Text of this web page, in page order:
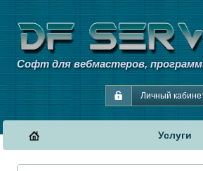
Софт для вебмастеров,
Личный
Услуги